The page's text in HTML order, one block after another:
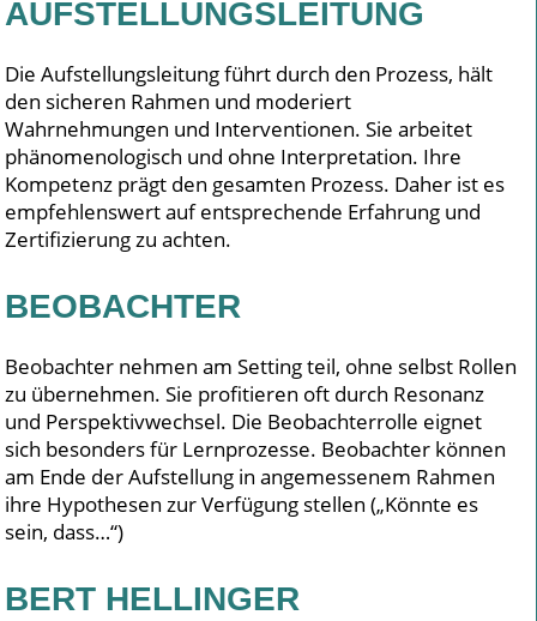
AUFSTELLUNGSLEITUNG
Die Aufstellungsleitung führt durch den Prozess, hält
den sicheren Rahmen und moderiert
Wahrnehmungen und Interventionen. Sie arbeitet
phänomenologisch und ohne Interpretation. Ihre
Kompetenz prägt den gesamten Prozess. Daher ist es
empfehlenswert auf entsprechende Erfahrung und
Zertifizierung zu achten.
BEOBACHTER
Beobachter nehmen am Setting teil, ohne selbst Rollen
zu übernehmen. Sie profitieren oft durch Resonanz
und Perspektivwechsel. Die Beobachterrolle eignet
sich besonders für Lernprozesse. Beobachter können
am Ende der Aufstellung in angemessenem Rahmen
ihre Hypothesen zur Verfügung stellen („Könnte es
sein, dass…“)
BERT HELLINGER